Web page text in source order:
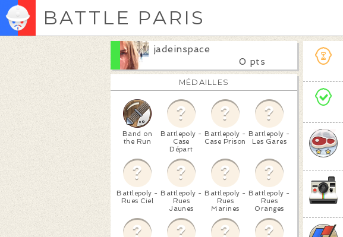
BATTLE PARIS
jadeinspace
0 pts
MÉDAILLES
Band on
the Run
Battlepoly -
Case
Départ
Battlepoly -
Case Prison
Battlepoly -
Les Gares
Battlepoly -
Rues Ciel
Battlepoly -
Rues
Jaunes
Battlepoly -
Rues
Marines
Battlepoly -
Rues
Oranges